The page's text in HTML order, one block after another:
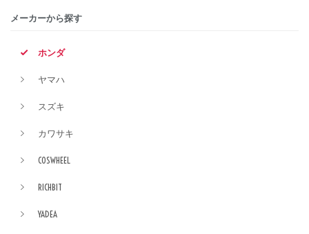
メーカーから探す
ホンダ
ヤマハ
スズキ
カワサキ
COSWHEEL
RICHBIT
YADEA